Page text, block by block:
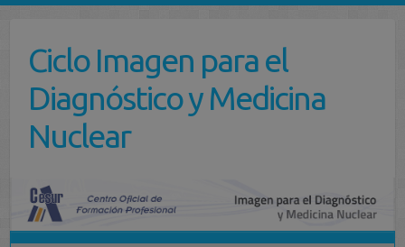
contenidoCiclo Imagen para el
Diagnóstico y Medicina
Nuclear